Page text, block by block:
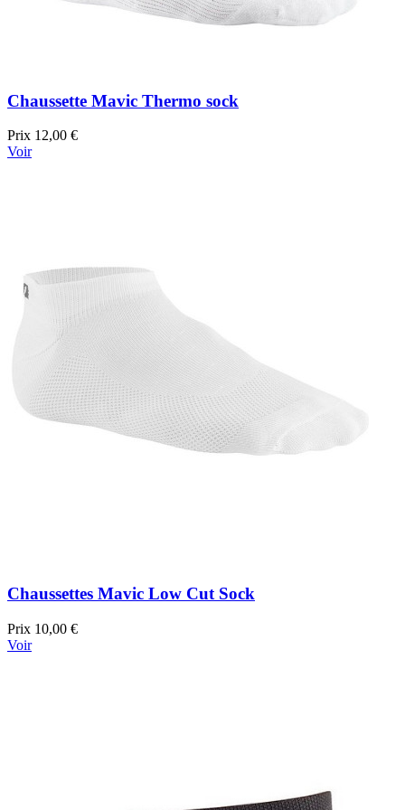
Chaussette Mavic Thermo sock
Prix 12,00 €
Voir
Chaussettes Mavic Low Cut Sock
Prix 10,00 €
Voir